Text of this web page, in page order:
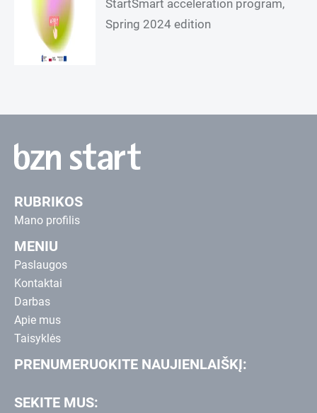
StartSmart acceleration program,
Spring 2024 edition
RUBRIKOS
Mano profilis
MENIU
Paslaugos
Kontaktai
Darbas
Apie mus
Taisyklės
PRENUMERUOKITE NAUJIENLAIŠKĮ:
SEKITE MUS: